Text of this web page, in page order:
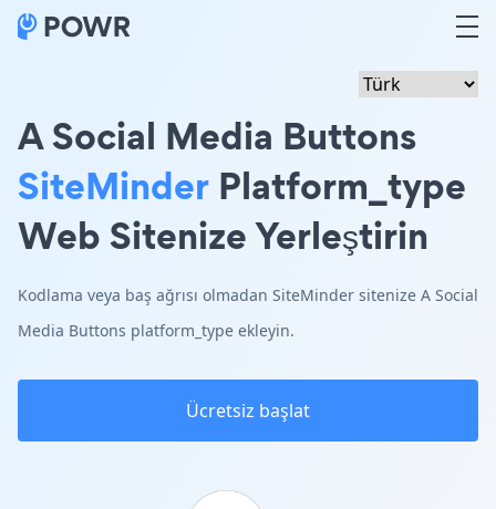
A Social Media Buttons
SiteMinder Platform_type
Web Sitenize Yerleştirin
Kodlama veya baş ağrısı olmadan SiteMinder sitenize A Social
Media Buttons platform_type ekleyin.
Ücretsiz başlat